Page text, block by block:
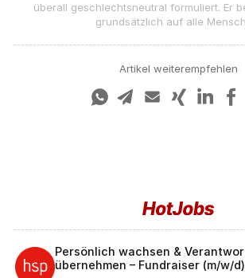
überall geschlechts­neutral formuliert. Er
grundsätzlich auf alle
Artikel weiterempfehlen
Persönlich wachsen &
übernehmen – Fundraiser (m/w/d)